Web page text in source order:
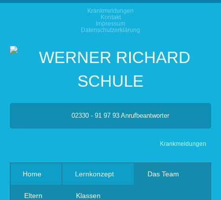
Krankmeldungen
Kontakt
Impressum
Datenschutzerklärung
02330 - 91 97 93 Anrufbeantworter
Krankmeldungen
Home Lernkonzept Das Team
Eltern Klassen